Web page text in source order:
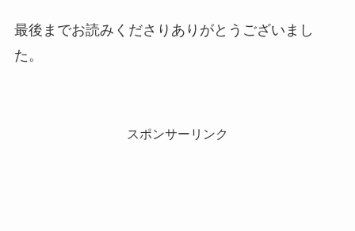
最後までお読みくださりありがとうございまし
た。
スポンサーリンク